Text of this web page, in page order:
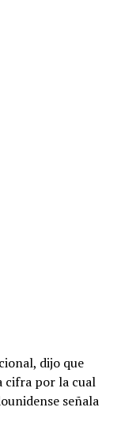
dijo que
cifra por la cual
señala